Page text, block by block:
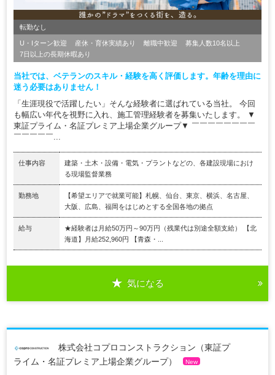
転勤なし
U・Iターン歓迎 産休・育休実績あり 離職中歓迎
募集人数10名以上
7日以上の長期休暇あり
当社では、ベテランのスキル・経験を高く評価します。年齢を理由に
迷う必要はありません！
「生涯現役で活躍したい」そんな経験者に選ばれている当社。 今回
も幅広い年代を視野に入れ、施工管理経験者を募集いたします。 ▼
東証プライム・名証プレミア上場企業グループ▼ ￣￣￣￣￣￣￣￣
￣￣￣￣￣...
仕事内容
建築・土木・設備・電気・プラントなどの、各建設現場におけ
る現場監督業務
勤務地
【希望エリアで就業可能】札幌、仙台、東京、横浜、名古屋、
大阪、広島、福岡をはじめとする全国各地の拠点
給与
★経験者は月給50万円～90万円（残業代は別途全額支給） 【北
海道】月給252,960円 【青森・...
気になる
株式会社コプロコンストラクション（東証プ
ライム・名証プレミア上場企業グループ）
New